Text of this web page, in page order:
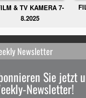
& TV KAMERA 7-
8.2025
Newsletter
Sie jetzt
Newsletter!